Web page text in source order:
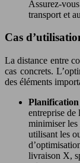
Assurez-
transport et
Cas
La distance entre
cas concrets.
des éléments
entreprise de
minimiser les
utilisant les
livraison X,